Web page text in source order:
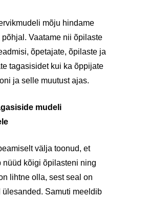
mõju hindame
põhjal. Vaatame nii õpilaste
õpetajate, õpilaste ja
tagasisidet kui ka õppijate
ja selle muutust ajas.
mudeli
välja toonud, et
nüüd kõigi õpilasteni ning
lihtne olla, sest seal on
ülesanded. Samuti meeldib